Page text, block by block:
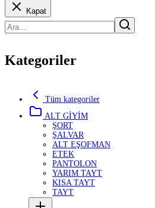
Kapat
Kategoriler
Tüm kategoriler
ALT GİYİM
ŞORT
ŞALVAR
ALT EŞOFMAN
ETEK
PANTOLON
YARIM TAYT
KISA TAYT
TAYT